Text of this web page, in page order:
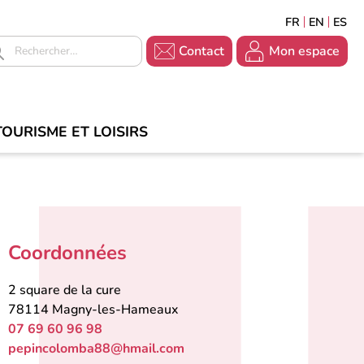
FRANÇAIS
ENGLISH
En-
tête
Contact
Contact
En-
tête
-
Mon espace
ET LOISIRS
Coordonnées
2 square de la cure
78114 Magny-les-Hameaux
07 69 60 96 98
pepincolomba88@hmail.com